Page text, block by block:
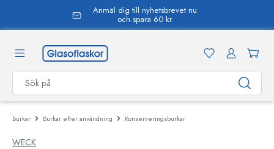
Anmäl dig till nyhetsbrevet nu
och spara 60 kr
Burkar Burkar efter användning Konserveringsburkar
WECK